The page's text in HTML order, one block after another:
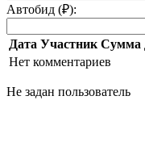
Автобид (₽):
Дата Участник Сумма
Нет комментариев
Не задан пользователь